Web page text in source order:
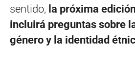
sentido, la próxima
incluirá preguntas sobre
género y la identidad